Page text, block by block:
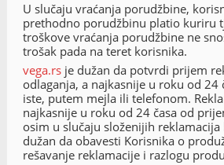
U slučaju vraćanja porudžbine,
prethodno porudžbinu platio kuriru
troškove vraćanja porudžbine ne
trošak pada na teret korisnika.
vega.rs je dužan da potvrdi prijem
odlaganja, a najkasnije u roku od 24
iste, putem mejla ili telefonom.
najkasnije u roku od 24 časa od
osim u slučaju složenijih reklamacija
dužan da obavesti Korisnika o
rešavanje reklamacije i razlogu